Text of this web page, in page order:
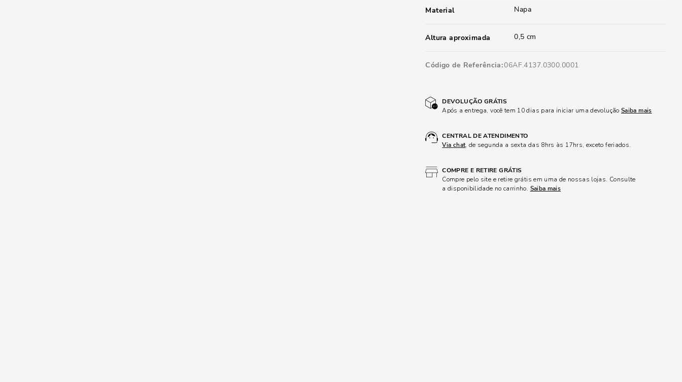
Material Napa
Altura aproximada 0,5 cm
Código de Referência 06AF.4137.0300.0001
DEVOLUÇÃO GRÁTIS
Após a entrega, você tem 10 dias para iniciar uma devolução Saiba mais
CENTRAL DE ATENDIMENTO
Via chat, de segunda a sexta das 8hrs às 17hrs, exceto feriados.
COMPRE E RETIRE GRÁTIS
Compre pelo site e retire grátis em uma de nossas lojas. Consulte
a disponibilidade no carrinho. Saiba mais